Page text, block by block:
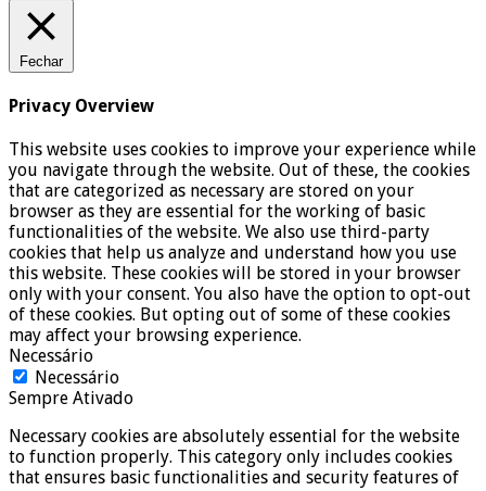
Fechar
Privacy Overview
This website uses cookies to improve your experience while
you navigate through the website. Out of these, the cookies
that are categorized as necessary are stored on your
browser as they are essential for the working of basic
functionalities of the website. We also use third-party
cookies that help us analyze and understand how you use
this website. These cookies will be stored in your browser
only with your consent. You also have the option to opt-out
of these cookies. But opting out of some of these cookies
may affect your browsing experience.
Necessário
Necessário
Sempre Ativado
Necessary cookies are absolutely essential for the website
to function properly. This category only includes cookies
that ensures basic functionalities and security features of